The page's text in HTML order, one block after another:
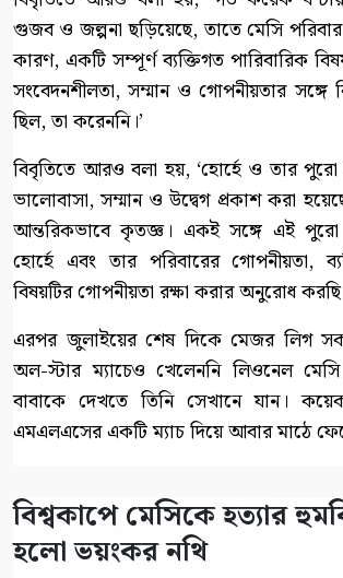
গুজব ও জল্পনা ছড়িয়েছে, তাতে মেসি পরিবার
কারণ, একটি সম্পূর্ণ ব্যক্তিগত পারিবারিক
সংবেদনশীলতা, সম্মান ও গোপনীয়তার সঙ্গে
ছিল, তা করেননি।’
বিবৃতিতে আরও বলা হয়, ‘হোর্হে ও তার পুরো
ভালোবাসা, সম্মান ও উদ্বেগ প্রকাশ করা
আন্তরিকভাবে কৃতজ্ঞ। একই সঙ্গে এই পুরো
হোর্হে এবং তার পরিবারের গোপনীয়তা,
বিষয়টির গোপনীয়তা রক্ষা করার অনুরোধ
এরপর জুলাইয়ের শেষ দিকে মেজর লিগ
অল-স্টার ম্যাচেও খেলেননি লিওনেল
বাবাকে দেখতে তিনি সেখানে যান।
এমএলএসের একটি ম্যাচ দিয়ে আবার মাঠে
বিশ্বকাপে মেসিকে হত্যার
হলো ভয়ংকর নথি